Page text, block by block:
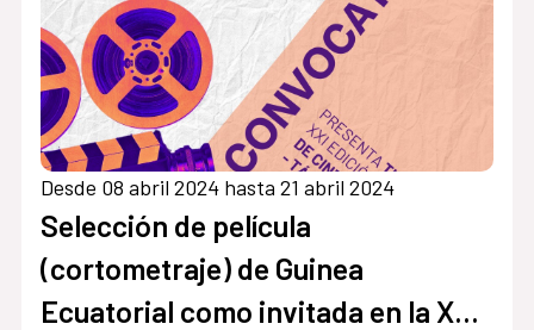
Desde 08 abril 2024 hasta 21 abril 2024
Selección de película
(cortometraje) de Guinea
Ecuatorial como invitada en la XXI